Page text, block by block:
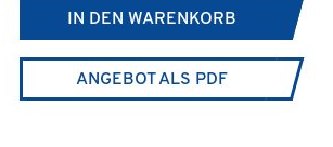
IN DEN WARENKORB
ANGEBOT ALS PDF